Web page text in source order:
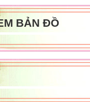
BẢN ĐỒ